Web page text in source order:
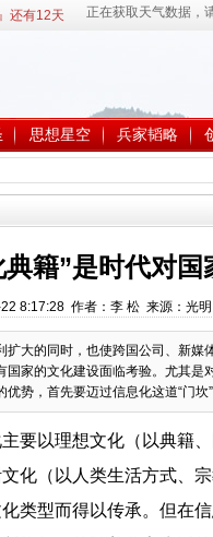
还有12天
思想星空 兵家韬略
籍”是时代对
8:17:28 作者：李 松 来源：光明
扩大的同时，也使跨国公司、新媒
家的文化建设面临考验。尤其是
势，首先要迈过信息化这道“门坎”
要以理想文化（以典籍
化（以人类生活方式、
类型而得以传承。但在